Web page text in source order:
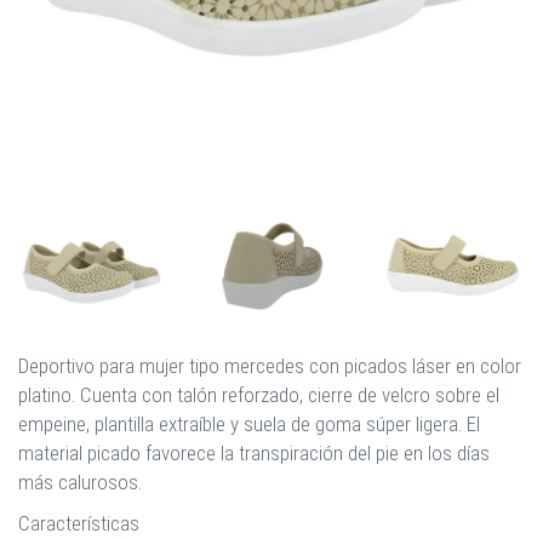
Deportivo para mujer tipo mercedes con picados láser en color
platino. Cuenta con talón reforzado, cierre de velcro sobre el
empeine, plantilla extraíble y suela de goma súper ligera. El
material picado favorece la transpiración del pie en los días
más calurosos.
Características